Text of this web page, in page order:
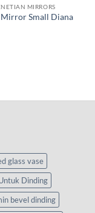
MIRRORS
Small Diana
glass vase
Dinding
bevel dinding